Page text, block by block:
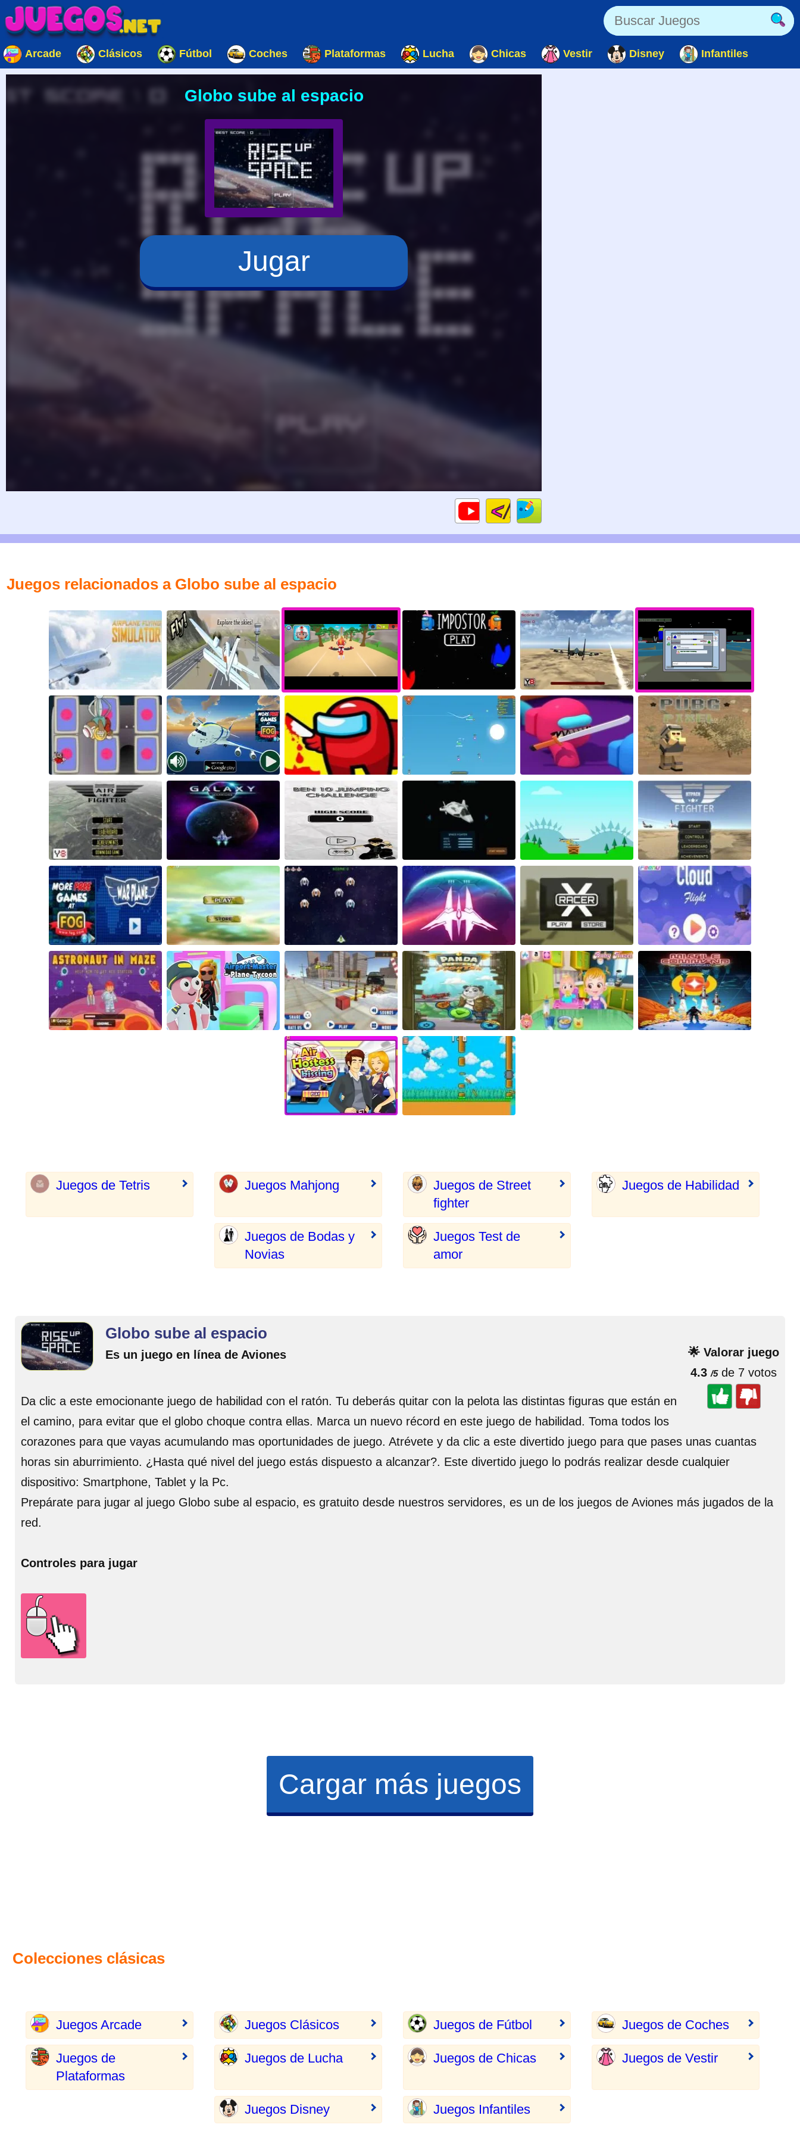
Arcade Clásicos Fútbol Coches Plataformas Lucha Chicas Vestir Disney Infantiles
Globo sube al espacio
Jugar
Code
HTML
Gameplays
Juegos relacionados a Globo sube al espacio
Juegos de Tetris Juegos Mahjong
Juegos de Street
fighter
Juegos de Habilidad
Juegos de Bodas y
Novias
Juegos Test de
amor
🌟 Valorar juego
4.3 /5de 7 votos
Globo sube al espacio
Es un juego en línea de Aviones
Da clic a este emocionante juego de habilidad con el ratón. Tu deberás quitar con la pelota las distintas figuras que están en
el camino, para evitar que el globo choque contra ellas. Marca un nuevo récord en este juego de habilidad. Toma todos los
corazones para que vayas acumulando mas oportunidades de juego. Atrévete y da clic a este divertido juego para que pases unas cuantas
horas sin aburrimiento. ¿Hasta qué nivel del juego estás dispuesto a alcanzar?. Este divertido juego lo podrás realizar desde cualquier
dispositivo: Smartphone, Tablet y la Pc.
Prepárate para jugar al juego Globo sube al espacio, es gratuito desde nuestros servidores, es un de los juegos de Aviones más jugados de la
red.
Controles para jugar
Cargar más juegos
Colecciones clásicas
Juegos Arcade Juegos Clásicos Juegos de Fútbol Juegos de Coches
Juegos de
Plataformas
Juegos de Lucha Juegos de Chicas Juegos de Vestir
Juegos Disney Juegos Infantiles